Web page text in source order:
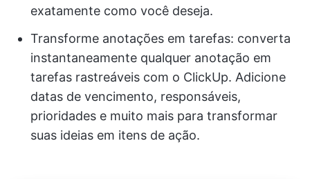
exatamente como você deseja.
Transforme anotações em tarefas: converta
instantaneamente qualquer anotação em
tarefas rastreáveis com o ClickUp. Adicione
datas de vencimento, responsáveis,
prioridades e muito mais para transformar
suas ideias em itens de ação.